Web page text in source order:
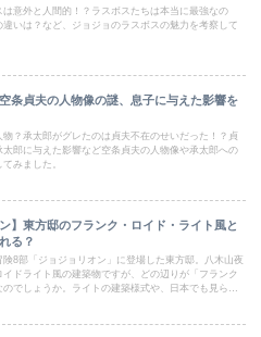
は意外と人間的！？ラスボスたちは本当に最強なの
いは？など、ジョジョのラスボスの魅力を考察して
条貞夫の人物像の謎、息子に与えた影響を
物？承太郎がグレたのは貞夫不在のせいだった！？貞
太郎に与えた影響など空条貞夫の人物像や承太郎への
みました。
】東方邸のフランク・ロイド・ライト風と
る？
険8部「ジョジョリオン」に登場した東方邸。八木山夜
イドライト風の建築物ですが、どの辺りが「フランク
のでしょうか。ライトの建築様式や、日本でも見られ